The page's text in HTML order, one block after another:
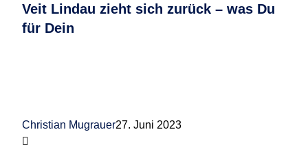
Veit Lindau zieht sich zurück – was Du
für Dein
Christian Mugrauer27. Juni 2023